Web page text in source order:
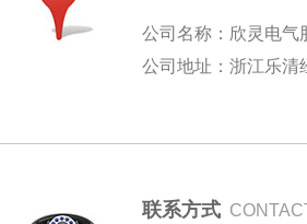
公司名称：欣灵电气
公司地址：浙江乐清
联系方式